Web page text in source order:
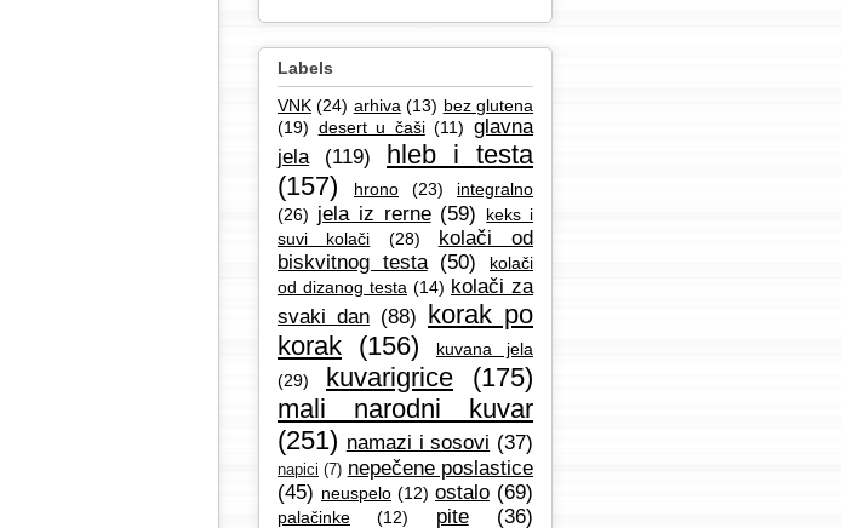
Labels
VNK (24) arhiva (13) bez glutena
(19) desert u čaši (11) glavna
jela
(119)
hleb i testa
(157)
hrono (23)
integralno
(26) jela iz rerne (59)
keks i
suvi kolači
(28)
kolači od
biskvitnog testa (50)
kolači
od dizanog testa (14) kolači za
svaki dan (88) korak po
korak (156)
kuvana jela
(29)
kuvarigrice
(175)
mali narodni kuvar
(251) namazi i sosovi (37)
napici (7) nepečene poslastice
(45) neuspelo (12) ostalo (69)
palačinke (12) pite (36)